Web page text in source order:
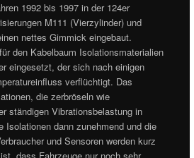
1992 bis 1997 in der 124er
M111 (Vierzylinder) und
nettes Gimmick eingebaut.
den Kabelbaum Isolationsmaterialien
eingesetzt, der sich nach einigen
verflüchtigt. Das
die zerbröseln wie
ständigen Vibrationsbelastung in
Isolationen dann zunehmend und die
und Sensoren werden kurz